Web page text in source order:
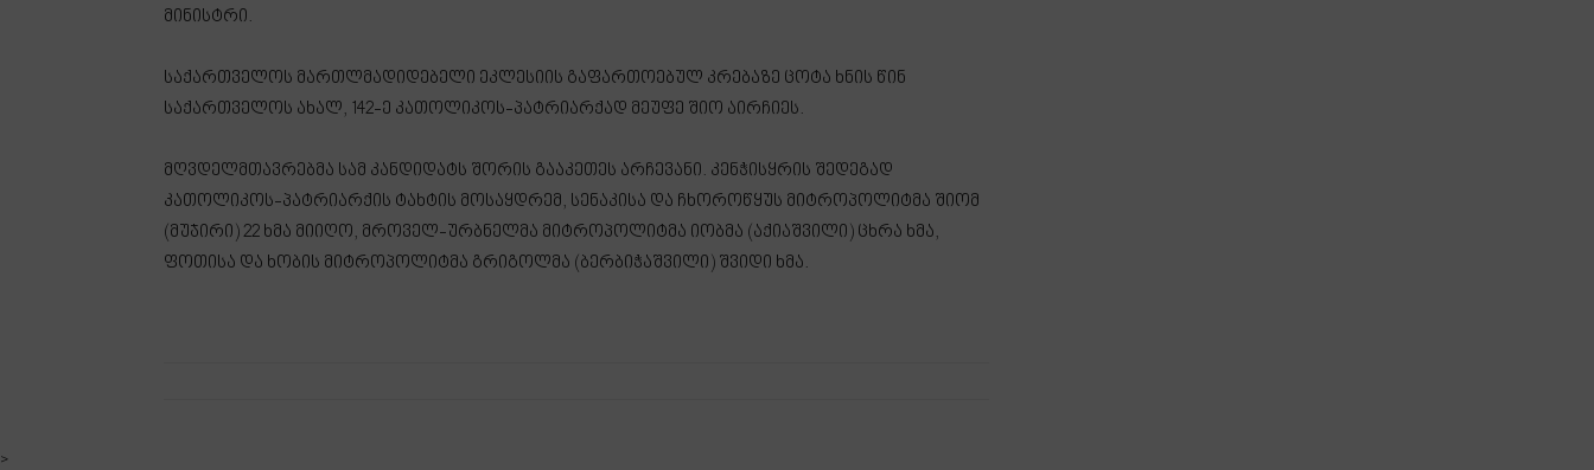
მინისტრი.
საქართველოს მართლმადიდებელი ეკლესიის გაფართოებულ კრებაზე ცოტა ხნის წინ
საქართველოს ახალ, 142-ე კათოლიკოს-პატრიარქად მეუფე შიო აირჩიეს.
მღვდელმთავრებმა სამ კანდიდატს შორის გააკეთეს არჩევანი. კენჭისყრის შედეგად
კათოლიკოს-პატრიარქის ტახტის მოსაყდრემ, სენაკისა და ჩხოროწყუს მიტროპოლიტმა შიომ
(მუჯირი) 22 ხმა მიიღო, მროველ-ურბნელმა მიტროპოლიტმა იობმა (აქიაშვილი) ცხრა ხმა,
ფოთისა და ხობის მიტროპოლიტმა გრიგოლმა (ბერბიჭაშვილი) შვიდი ხმა.
>